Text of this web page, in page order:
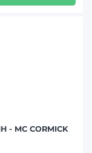
- MC CORMICK